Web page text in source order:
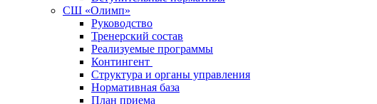
СШ «Олимп»
Руководство
Тренерский состав
Реализуемые программы
Контингент
Структура и органы управления
Нормативная база
План приема